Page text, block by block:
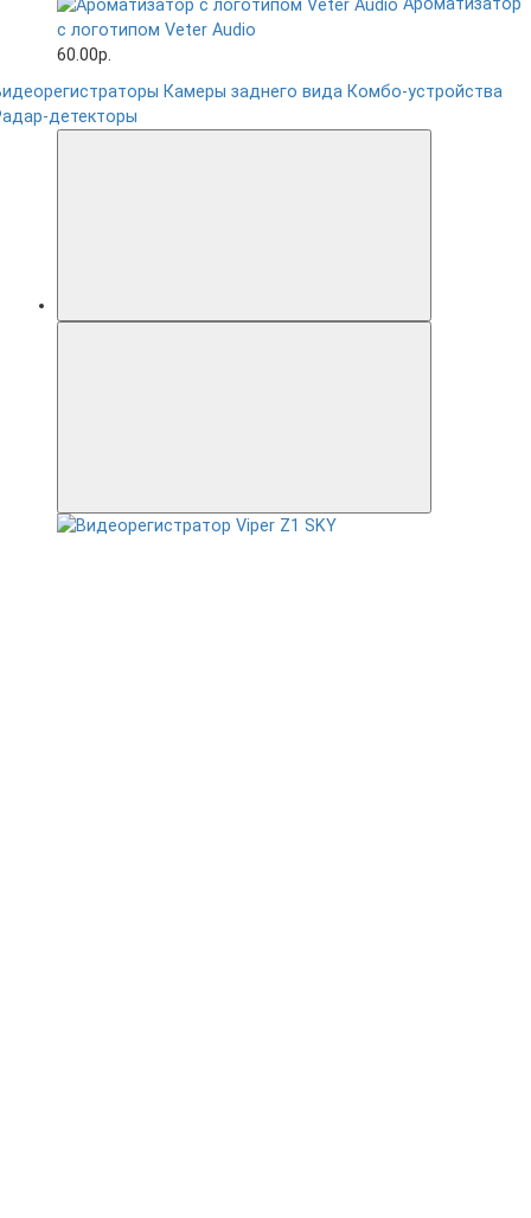
Ароматизатор
с логотипом Veter Audio
60.00р.
Камеры заднего вида Комбо-устройства
детекторы